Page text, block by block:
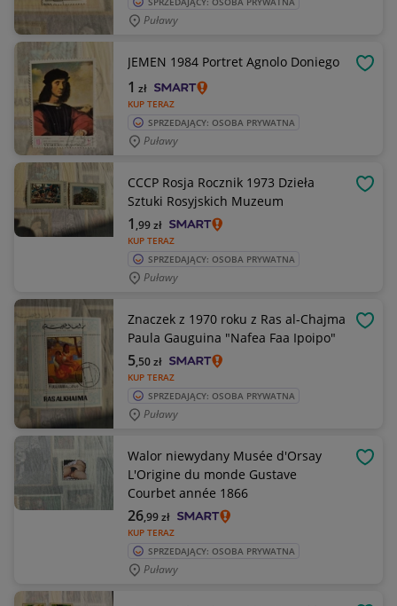
Puławy
JEMEN 1984 Portret Agnolo Doniego
KUP TERAZ
1 zł
SPRZEDAJĄCY: OSOBA PRYWATNA
Puławy
CCCP Rosja Rocznik 1973 Dzieła
Sztuki Rosyjskich Muzeum
KUP TERAZ
1 ,99zł
SPRZEDAJĄCY: OSOBA PRYWATNA
Puławy
Znaczek z 1970 roku z Ras al-Chajma
Paula Gauguina "Nafea Faa Ipoipo"
KUP TERAZ
5,50zł
SPRZEDAJĄCY: OSOBA PRYWATNA
Puławy
Walor niewydany Musée d'Orsay
L'Origine du monde Gustave
Courbet année 1866
KUP TERAZ
26,99zł
SPRZEDAJĄCY: OSOBA PRYWATNA
Puławy